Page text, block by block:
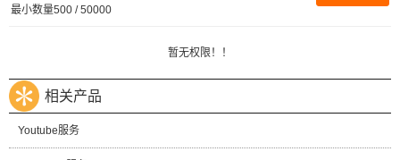
最小数量500 / 50000
暂无权限！！
相关产品
Youtube服务